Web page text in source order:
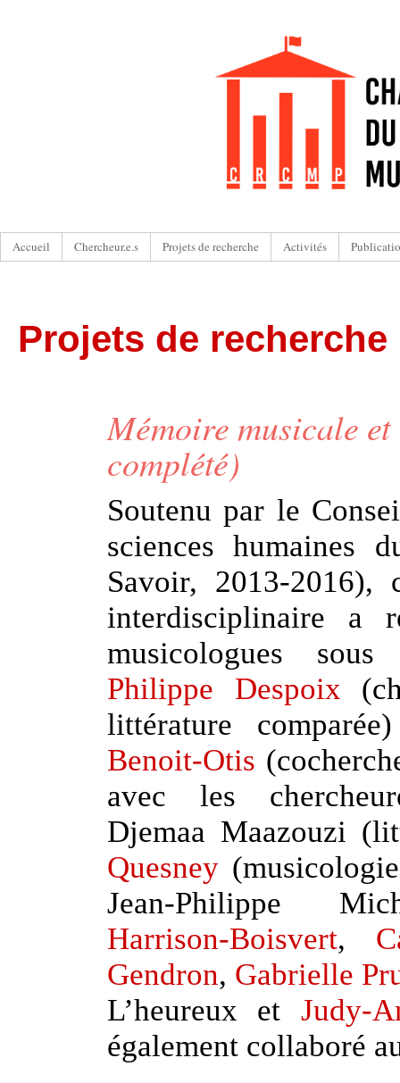
Accueil Chercheur.e.s Projets de recherche Activités
Projets de recherche
Mémoire musicale
complété)
Soutenu par le
sciences humaines
Savoir, 2013-2016),
interdisciplinaire a
musicologues
Philippe Despoix
littérature
Benoit-Otis
avec les
Djemaa Maazouzi
Quesney
Jean-Philippe
Harrison-Boisvert,
Gendron, Gabrielle
L’heureux et Judy-
également collaboré